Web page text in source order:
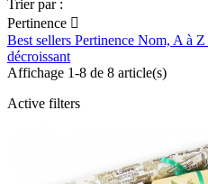
Trier par :
Pertinence 
Best sellers Pertinence Nom, A à Z
décroissant
Affichage 1-8 de 8 article(s)
Active filters